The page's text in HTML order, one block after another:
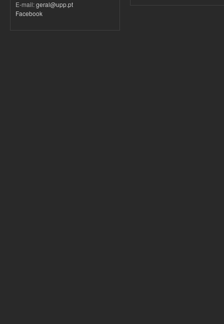
E-mail:geral@upp.pt
Facebook